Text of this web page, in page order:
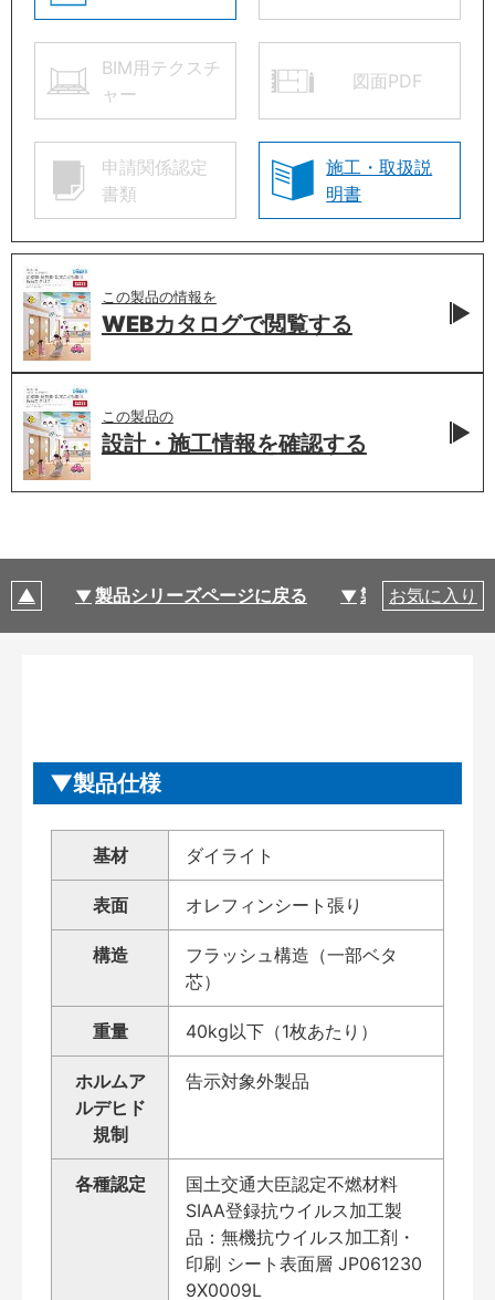
BIM用テクスチ
ャー
図面PDF
申請関係認定
書類
施工・取扱説
明書
この製品の情報を
WEBカタログで閲覧する
この製品の
設計・施工情報を確認する
製品シリーズページに戻る 製品仕様
お気に入り
製品仕様
基材 ダイライト
表面 オレフィンシート張り
構造
フラッシュ構造（一部ベタ
芯）
重量 40kg以下（1枚あたり）
ホルムア
ルデヒド
規制
告示対象外製品
各種認定
国土交通大臣認定不燃材料
SIAA登録抗ウイルス加工製
品：無機抗ウイルス加工剤・
印刷 シート表面層 JP061230
9X0009L